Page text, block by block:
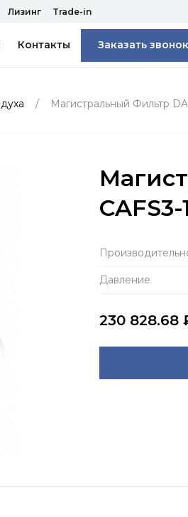
Лизинг Trade-in
Контакты Заказать звонок
Магистральный Фильтр
Давление
230 828.68